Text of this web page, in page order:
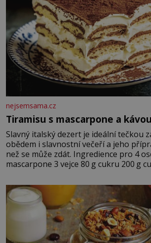
nejsemsama.cz
Tiramisu s mascarpone a kávou
Slavný italský dezert je ideální tečkou
obědem i slavnostní večeří a jeho
než se může zdát. Ingredience pro 4 osoby:
mascarpone 3 vejce 80 g cukru 200 g cukrářských
posypání Postup: Oddělte žloutky od
vyšlehejte s cukrem do světlé pěny a
vmíchejte mascarpone, aby vznikl hladký